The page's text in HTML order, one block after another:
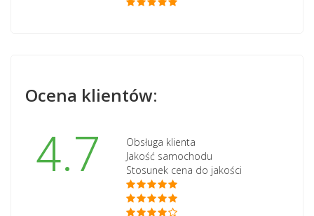
Ocena klientów:
4.7
Obsługa klienta
Jakość samochodu
Stosunek cena do jakości